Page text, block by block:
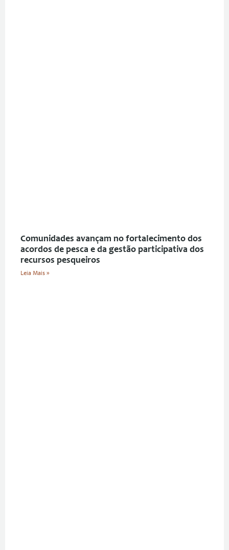
Comunidades avançam no fortalecimento dos
acordos de pesca e da gestão participativa dos
recursos pesqueiros
Leia Mais »